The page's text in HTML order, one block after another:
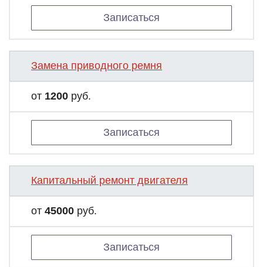
Записаться
Замена приводного ремня
от 1200 руб.
Записаться
Капитальный ремонт двигателя
от 45000 руб.
Записаться